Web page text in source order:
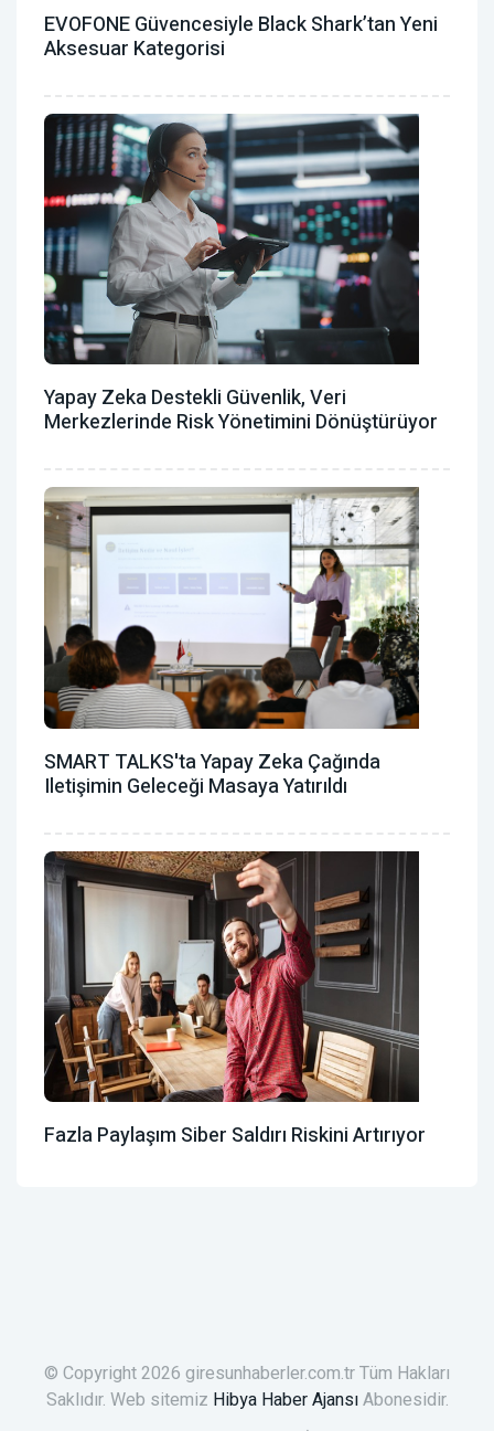
EVOFONE Güvencesiyle Black Shark’tan Yeni
Aksesuar Kategorisi
Yapay Zeka Destekli Güvenlik, Veri
Merkezlerinde Risk Yönetimini Dönüştürüyor
SMART TALKS'ta Yapay Zeka Çağında
Iletişimin Geleceği Masaya Yatırıldı
Fazla Paylaşım Siber Saldırı Riskini Artırıyor
© Copyright 2026 giresunhaberler.com.tr Tüm Hakları
Saklıdır. Web sitemiz Hibya Haber AjansıAbonesidir.